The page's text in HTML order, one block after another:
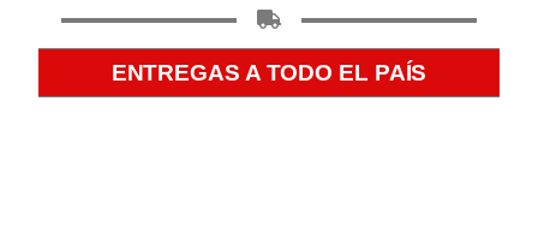
ENTREGAS A TODO EL PAÍS